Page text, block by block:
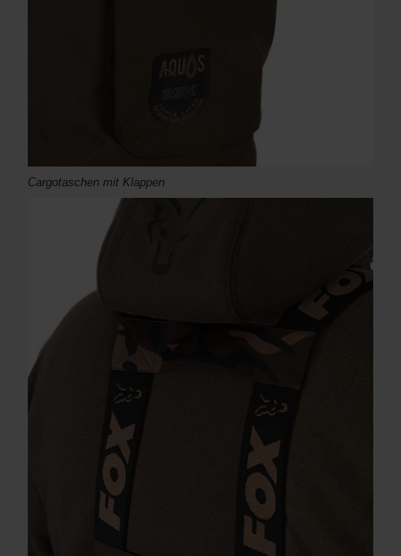
Cargotaschen mit Klappen